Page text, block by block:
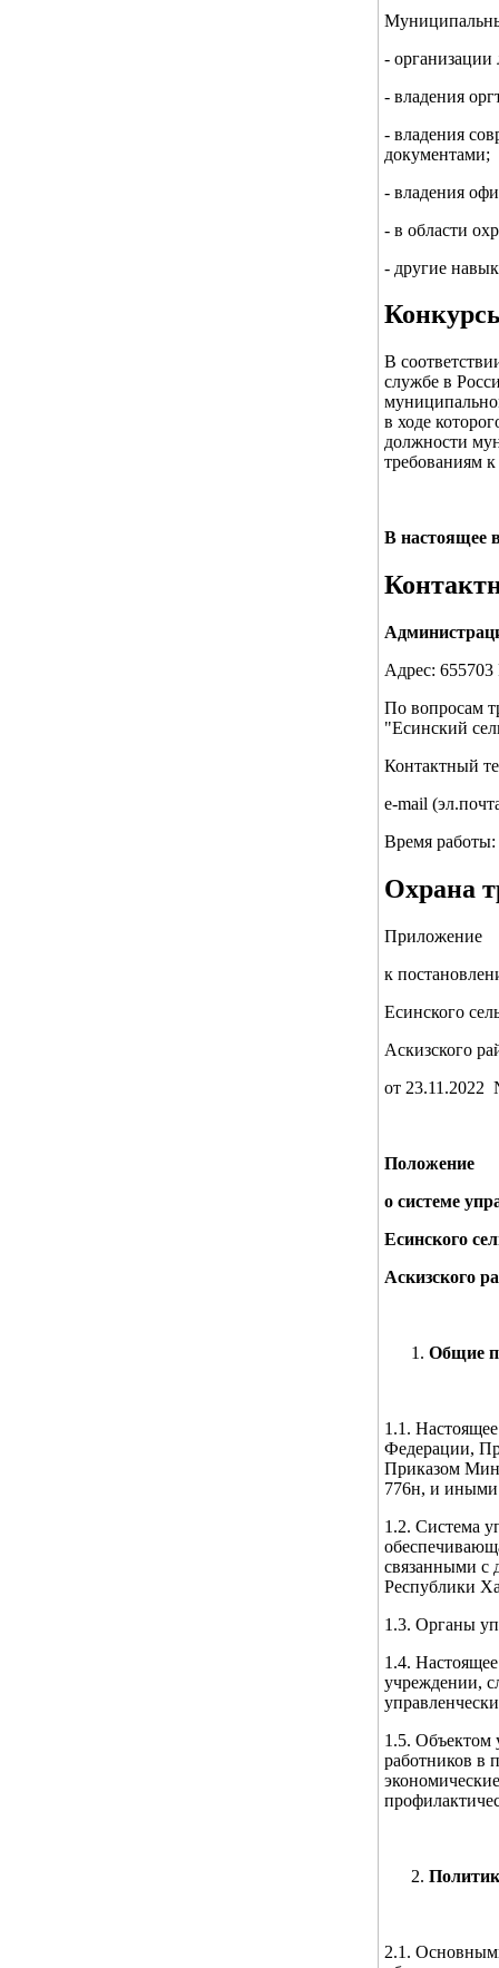
- организации
- владения
- владения
документами;
- владения
- в области
- другие
В
службе в
в ходе
должности
требованиям
В настоящее
Адрес:
По вопросам
"Есинский
Контактный
e-mail
Время работы:
Охрана
Приложение
к
Есинского
Аскизского
от 23.11.2022
Положение
о системе
Есинского
Аскизского
Общие
1.1.
Федерации,
Приказом
776н, и иными
1.2. Система
связанными с
Республики
1.3. Органы
1.4.
учреждении,
1.5. Объектом
работников в
2.1.